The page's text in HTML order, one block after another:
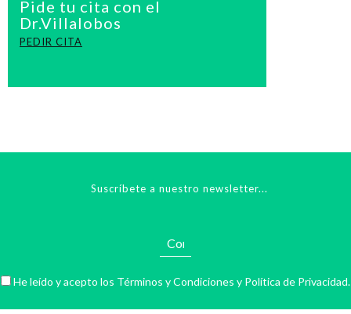
Pide tu cita con el
Dr.Villalobos
PEDIR CITA
Suscríbete a nuestro newsletter...
He leído y acepto los Términos y Condiciones y Política de Privacidad.